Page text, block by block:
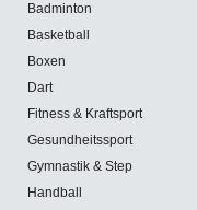
Badminton
Basketball
Boxen
Dart
Fitness & Kraftsport
Gesundheitssport
Gymnastik & Step
Handball